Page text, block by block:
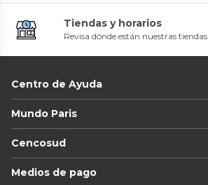
Tiendas y horarios
Revisa dónde están nuestras tiendas
Centro de Ayuda
Mundo Paris
Cencosud
Medios de pago